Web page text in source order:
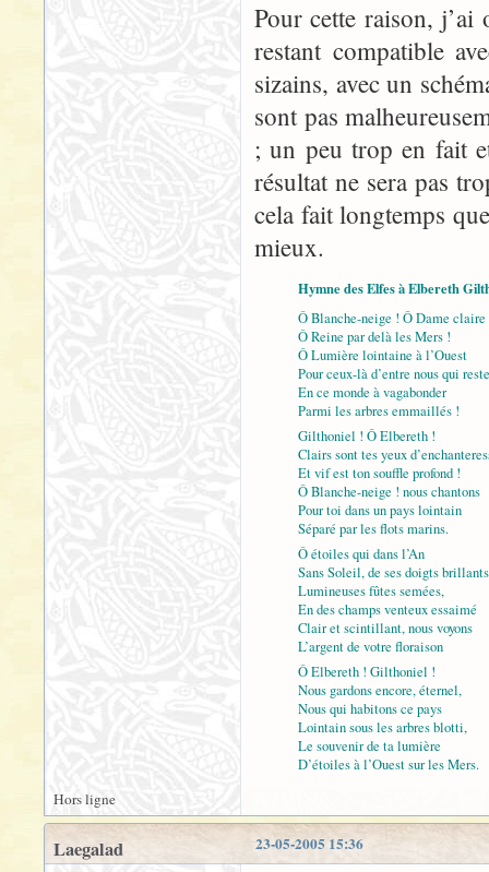
Pour cette raison,
restant compatible
sizains, avec un
sont pas
; un peu trop en fait
résultat ne sera pas
cela fait longtemps
mieux.
Hymne des Elfes à Elbereth
Ô Blanche-neige ! Ô Dame
Ô Reine par delà les Mers !
Ô Lumière lointaine à l’Ouest
Pour ceux-là d’entre nous qui
En ce monde à vagabonder
Parmi les arbres emmaillés !
Gilthoniel ! Ô Elbereth !
Clairs sont tes yeux
Et vif est ton souffle profond !
Ô Blanche-neige ! nous chantons
Pour toi dans un pays lointain
Séparé par les flots marins.
Ô étoiles qui dans l’An
Sans Soleil, de ses doigts
Lumineuses fûtes semées,
En des champs venteux essaimé
Clair et scintillant, nous voyons
L’argent de votre floraison
Ô Elbereth ! Gilthoniel !
Nous gardons encore, éternel,
Nous qui habitons ce pays
Lointain sous les arbres blotti,
Le souvenir de ta lumière
D’étoiles à l’Ouest sur les Mers.
Hors ligne
23-05-2005 15:36
Laegalad